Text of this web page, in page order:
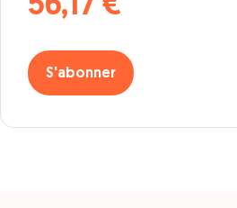
56,17 €
S'abonner